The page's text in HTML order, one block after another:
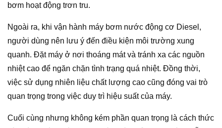
bơm hoạt động trơn tru.
Ngoài ra, khi vận hành máy bơm nước động cơ Diesel,
người dùng nên lưu ý đến điều kiện môi trường xung
quanh. Đặt máy ở nơi thoáng mát và tránh xa các nguồn
nhiệt cao để ngăn chặn tình trạng quá nhiệt. Đồng thời,
việc sử dụng nhiên liệu chất lượng cao cũng đóng vai trò
quan trọng trong việc duy trì hiệu suất của máy.
Cuối cùng nhưng không kém phần quan trọng là cách thức